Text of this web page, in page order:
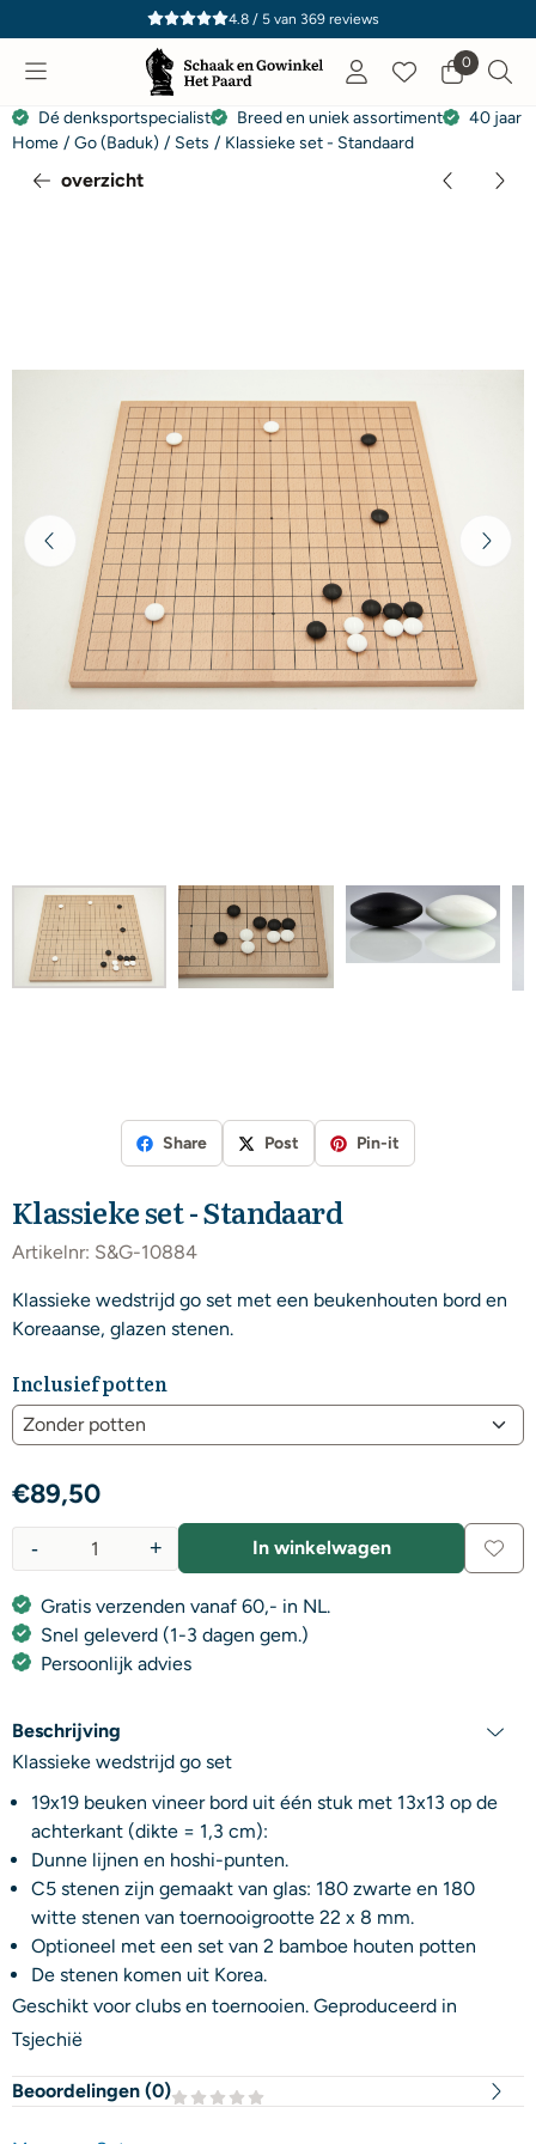
Cookievoorkeuren zijn momenteel gesloten.
4.8 / 5van 369reviews
0
Dé denksportspecialist Breed en uniek assortiment
40 jaar
Home / Go (Baduk) / Sets / Klassieke set - Standaard
overzicht
Share Post Pin-it
Klassieke set - Standaard
Artikelnr: S&G-10884
Klassieke wedstrijd go set met een beukenhouten bord en
Koreaanse, glazen stenen.
Inclusief potten
€89,50
+
- In winkelwagen
Gratis verzenden vanaf 60,- in NL.
Snel geleverd (1-3 dagen gem.)
Persoonlijk advies
Beschrijving
Klassieke wedstrijd go set
19x19 beuken vineer bord uit één stuk met 13x13 op de
achterkant (dikte = 1,3 cm):
Dunne lijnen en hoshi-punten.
C5 stenen zijn gemaakt van glas: 180 zwarte en 180
witte stenen van toernooigrootte 22 x 8 mm.
Optioneel met een set van 2 bamboe houten potten
De stenen komen uit Korea.
Geschikt voor clubs en toernooien. Geproduceerd in
Tsjechië
Beoordelingen (0)